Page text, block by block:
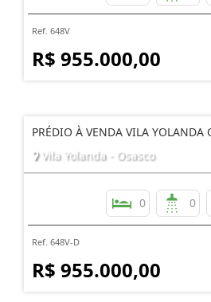
Ref. 648V
R$ 955.000,00
PRÉDIO À VENDA VILA YOLANDA
Vila Yolanda - Osasco
0 0
Ref. 648V-D
R$ 955.000,00